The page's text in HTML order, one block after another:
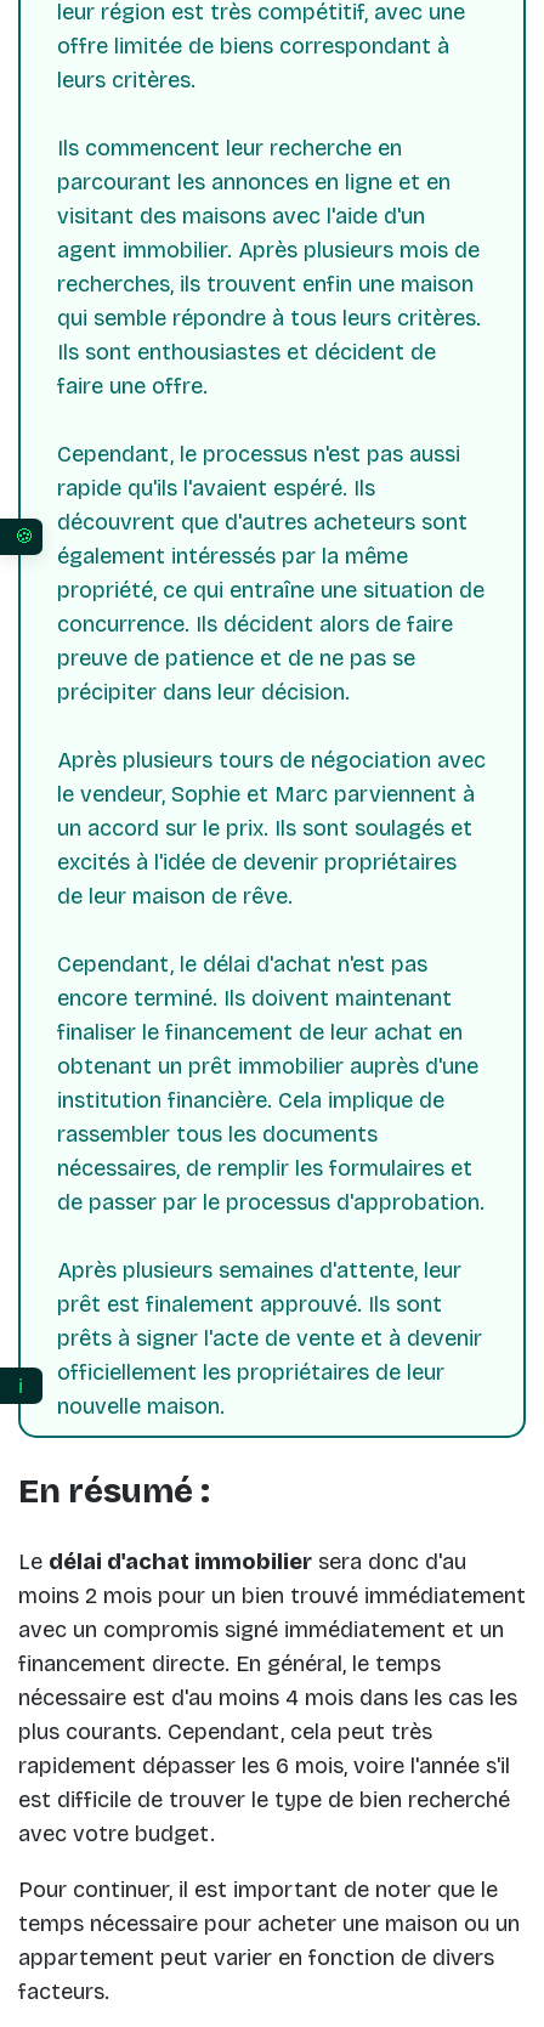
leur région est très compétitif, avec une
offre limitée de biens correspondant à
leurs critères.
Ils commencent leur recherche en
parcourant les annonces en ligne et en
visitant des maisons avec l'aide d'un
agent immobilier. Après plusieurs mois de
recherches, ils trouvent enfin une maison
qui semble répondre à tous leurs critères.
Ils sont enthousiastes et décident de
faire une offre.
Cependant, le processus n'est pas aussi
rapide qu'ils l'avaient espéré. Ils
découvrent que d'autres acheteurs sont
également intéressés par la même
propriété, ce qui entraîne une situation de
concurrence. Ils décident alors de faire
preuve de patience et de ne pas se
précipiter dans leur décision.
Après plusieurs tours de négociation avec
le vendeur, Sophie et Marc parviennent à
un accord sur le prix. Ils sont soulagés et
excités à l'idée de devenir propriétaires
de leur maison de rêve.
Cependant, le délai d'achat n'est pas
encore terminé. Ils doivent maintenant
finaliser le financement de leur achat en
obtenant un prêt immobilier auprès d'une
institution financière. Cela implique de
rassembler tous les documents
nécessaires, de remplir les formulaires et
de passer par le processus d'approbation.
Après plusieurs semaines d'attente, leur
prêt est finalement approuvé. Ils sont
prêts à signer l'acte de vente et à devenir
officiellement les propriétaires de leur
nouvelle maison.
En résumé :
Le délai d'achat immobilier sera donc d'au
moins 2 mois pour un bien trouvé immédiatement
avec un compromis signé immédiatement et un
financement directe. En général, le temps
nécessaire est d'au moins 4 mois dans les cas les
plus courants. Cependant, cela peut très
rapidement dépasser les 6 mois, voire l'année s'il
est difficile de trouver le type de bien recherché
avec votre budget.
Pour continuer, il est important de noter que le
temps nécessaire pour acheter une maison ou un
appartement peut varier en fonction de divers
facteurs.
Vos préférences en matière de consentement
ℹ️